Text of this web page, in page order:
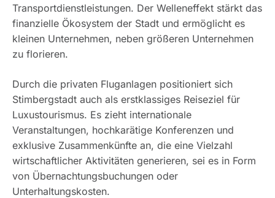
Transportdienstleistungen. Der Welleneffekt stärkt das
finanzielle Ökosystem der Stadt und ermöglicht es
kleinen Unternehmen, neben größeren Unternehmen
zu florieren.
Durch die privaten Fluganlagen positioniert sich
Stimbergstadt auch als erstklassiges Reiseziel für
Luxustourismus. Es zieht internationale
Veranstaltungen, hochkarätige Konferenzen und
exklusive Zusammenkünfte an, die eine Vielzahl
wirtschaftlicher Aktivitäten generieren, sei es in Form
von Übernachtungsbuchungen oder
Unterhaltungskosten.